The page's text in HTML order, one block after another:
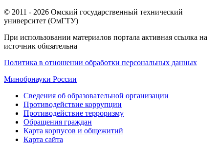
© 2011 - 2026 Омский государственный технический
университет (ОмГТУ)
При использовании материалов портала активная ссылка на
источник обязательна
Политика в отношении обработки персональных данных
Минобрнауки России
Сведения об образовательной организации
Противодействие коррупции
Противодействие терроризму
Обращения граждан
Карта корпусов и общежитий
Карта сайта